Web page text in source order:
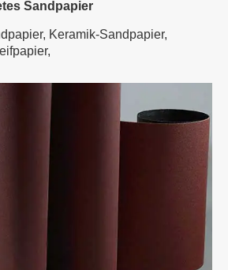
Sandpapier
Keramik-Sandpapier,